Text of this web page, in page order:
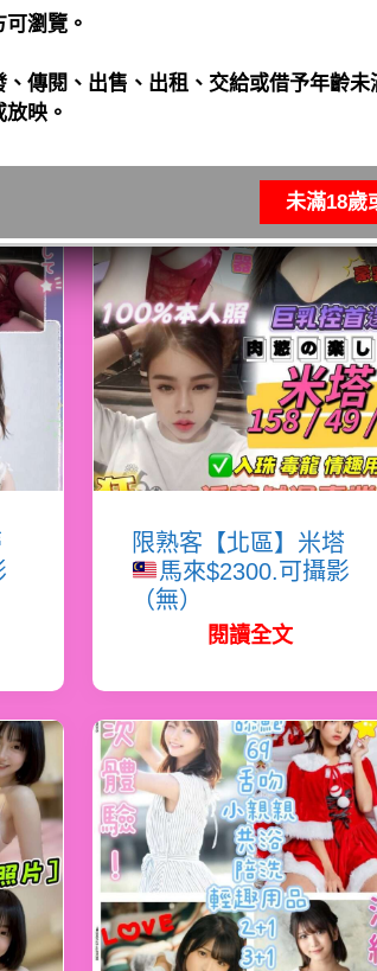
限熟客【北區】米塔
馬來$2300.可攝影
（無）
閱讀全文
瀏覽。
傳閱、出售、出租、交給或借予年齡未
映。
未滿18歲